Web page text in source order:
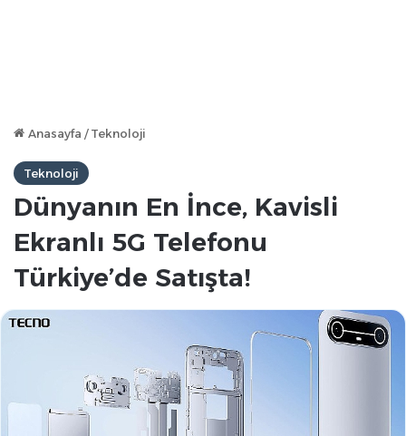
Anasayfa / Teknoloji
Teknoloji
Dünyanın En İnce, Kavisli
Ekranlı 5G Telefonu
Türkiye’de Satışta!